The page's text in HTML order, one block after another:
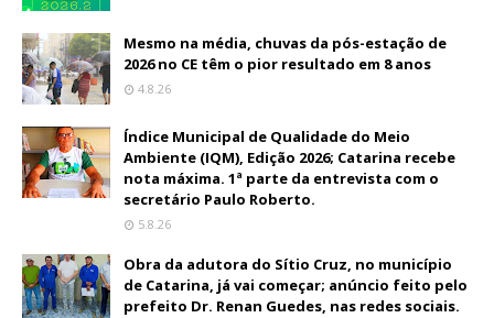
Mesmo na média, chuvas da pós-estação de
2026 no CE têm o pior resultado em 8 anos
4.8.26
Índice Municipal de Qualidade do Meio
Ambiente (IQM), Edição 2026; Catarina recebe
nota máxima. 1ª parte da entrevista com o
secretário Paulo Roberto.
5.8.26
Obra da adutora do Sítio Cruz, no município
de Catarina, já vai começar; anúncio feito pelo
prefeito Dr. Renan Guedes, nas redes sociais.